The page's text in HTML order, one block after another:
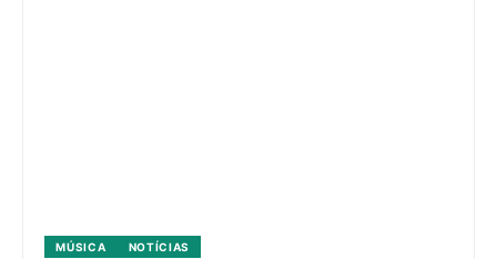
MÚSICA NOTÍCIAS